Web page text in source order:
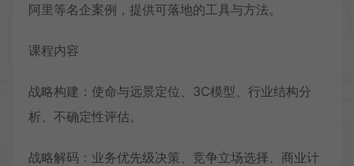
阿里等名企案例，提供可落地的工具与方法。
课程内容
战略构建：使命与远景定位、3C模型、行业结构分
析、不确定性评估。
战略解码：业务优先级决策、竞争立场选择、商业计